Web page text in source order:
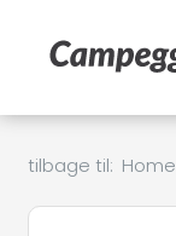
tilbage til: Home